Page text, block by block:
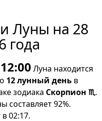
Луны на 28
года
12:00 Луна находится
12 лунный день в
зодиака Скорпион ♏.
составляет 92%.
в 02:17.